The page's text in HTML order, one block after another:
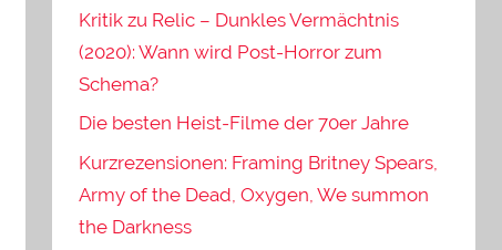
Kritik zu Relic – Dunkles Vermächtnis
(2020): Wann wird Post-Horror zum
Schema?
Die besten Heist-Filme der 70er Jahre
Kurzrezensionen: Framing Britney Spears,
Army of the Dead, Oxygen, We summon
the Darkness